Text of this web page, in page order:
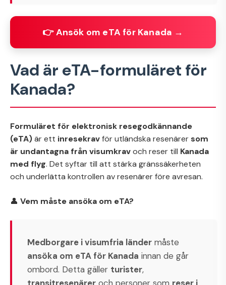
👉 Ansök om eTA för Kanada →
Vad är eTA-formuläret för
Kanada?
Formuläret för elektronisk resegodkännande
(eTA)är ett inresekravför utländska resenärersom
är undantagna från visumkravoch reser till Kanada
med flyg. Det syftar till att stärka gränssäkerheten
och underlätta kontrollen av resenärer före avresan.
👤 Vem måste ansöka om eTA?
Medborgare i visumfria länder måste
ansöka om eTA för Kanada innan de går
ombord. Detta gäller turister,
transitresenärer och personer som reser i